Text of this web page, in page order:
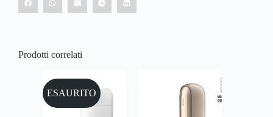
Prodotti correlati
ESAURITO